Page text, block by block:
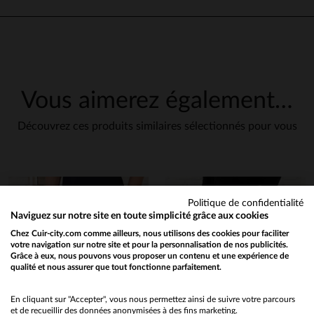
Vous aimerez également…
Découvrez ces produits similaires sélectionnés pour vous
Would you like to be redirected to our English site?
No
Politique de confidentialité
Naviguez sur notre site en toute simplicité grâce aux cookies
Chez Cuir-city.com comme ailleurs, nous utilisons des cookies pour faciliter
votre navigation sur notre site et pour la personnalisation de nos publicités.
Grâce à eux, nous pouvons vous proposer un contenu et une expérience de
qualité et nous assurer que tout fonctionne parfaitement.
En cliquant sur "Accepter", vous nous permettez ainsi de suivre votre parcours
et de recueillir des données anonymisées à des fins marketing.